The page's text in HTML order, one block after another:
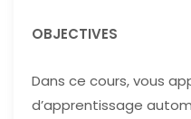
OBJECTIVES
Dans ce cours, vous
d’apprentissage